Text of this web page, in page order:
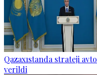
Qazaxıstanda strateji
verildi